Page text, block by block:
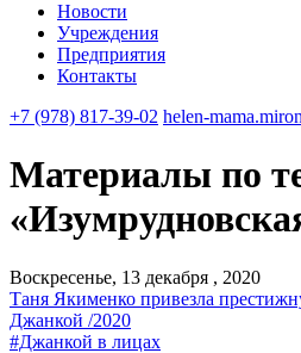
Новости
Учреждения
Предприятия
Контакты
+7 (978) 817-39-02 helen-
Материалы по
Воскресенье, 13 декабря , 2020
Таня Якименко привезла
Джанкой /2020
#Джанкой в лицах